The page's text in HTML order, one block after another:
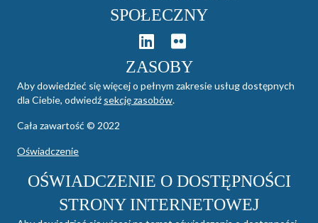
SPOŁECZNY
ZASOBY
Aby dowiedzieć się więcej o pełnym zakresie usług dostępnych
dla Ciebie, odwiedź sekcję zasobów.
Cała zawartość © 2022
Oświadczenie
OŚWIADCZENIE O DOSTĘPNOŚCI
STRONY INTERNETOWEJ